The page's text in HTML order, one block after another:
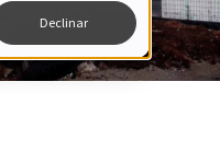
Declinar